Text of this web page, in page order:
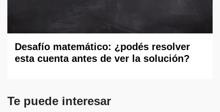
Desafío matemático: ¿podés resolver
esta cuenta antes de ver la solución?
Te puede interesar